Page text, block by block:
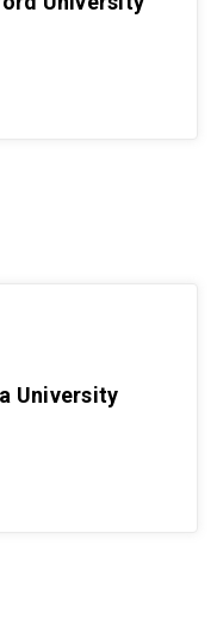
University